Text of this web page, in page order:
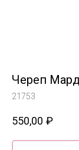
Череп
21753
550,00 ₽